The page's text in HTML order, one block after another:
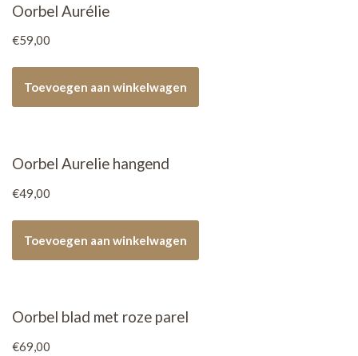
Oorbel Aurélie
€59,00
Toevoegen aan winkelwagen
Oorbel Aurelie hangend
€49,00
Toevoegen aan winkelwagen
Oorbel blad met roze parel
€69,00